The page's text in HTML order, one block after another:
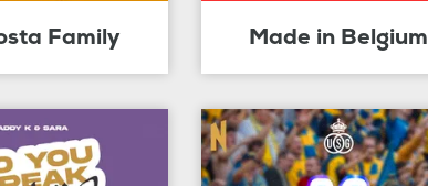
Family Made in Belgium